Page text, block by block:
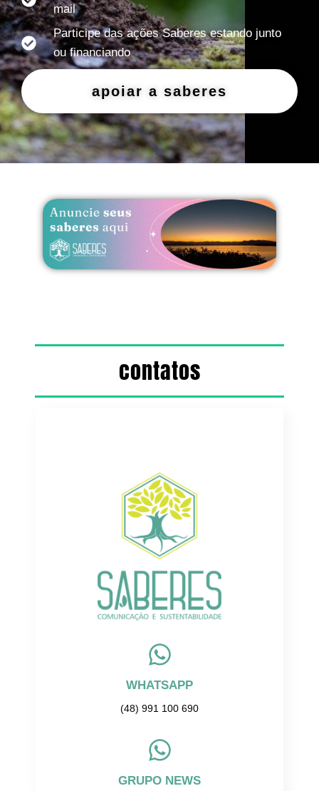
mail
Participe das ações Saberes estando junto
ou financiando
apoiar a saberes
contatos
WHATSAPP
(48) 991 100 690
GRUPO NEWS